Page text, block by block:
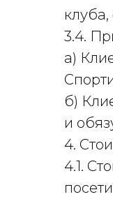
3.4.
а)
б)
и
4.
4.1.